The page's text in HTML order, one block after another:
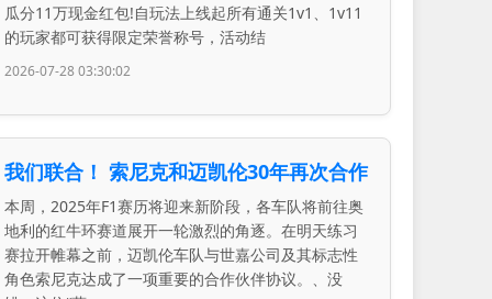
瓜分11万现金红包!自玩法上线起所有通关1v1、1v11
的玩家都可获得限定荣誉称号，活动结
2026-07-28 03:30:02
我们联合！ 索尼克和迈凯伦30年再次合作
本周，2025年F1赛历将迎来新阶段，各车队将前往奥
地利的红牛环赛道展开一轮激烈的角逐。在明天练习
赛拉开帷幕之前，迈凯伦车队与世嘉公司及其标志性
角色索尼克达成了一项重要的合作伙伴协议。、没